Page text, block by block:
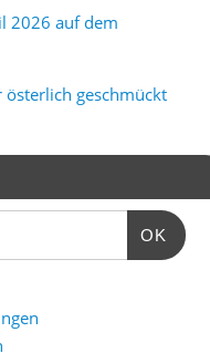
2026 auf dem
geschmückt
OK